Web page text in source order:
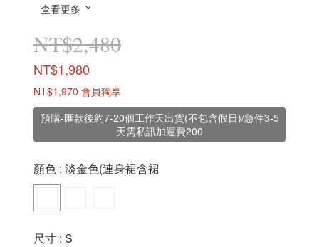
查看更多
NT$2,480
NT$1,980
NT$1,970 會員獨享
預購-匯款後約7-20個工作天出貨(不包含假日)/急件3-5
天需私訊加運費200
顏色 : 淡金色(連身裙含裙
尺寸 : S